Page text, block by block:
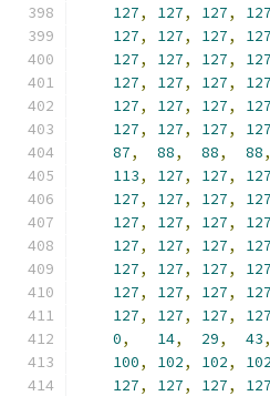
127, 127, 127, 127
127, 127, 127, 127
127, 127, 127, 127
127, 127, 127, 127
127, 127, 127, 127
127, 127, 127, 127
87, 88, 88, 88,
113, 127, 127, 127
127, 127, 127, 127
127, 127, 127, 127
127, 127, 127, 127
127, 127, 127, 127
127, 127, 127, 127
127, 127, 127, 127
0, 14, 29, 43,
100, 102, 102, 102
127, 127, 127, 127